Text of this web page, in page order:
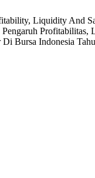
Liquidity And
Profitabilitas,
Bursa Indonesia